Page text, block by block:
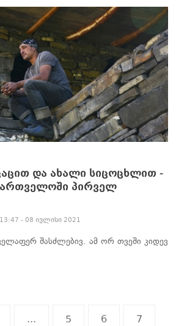
და ახალი სიცოცხლით -
პირველ
- 08 ივლისი 2021
შასძლებივ. ამ ორ თვეში კიდევ
... 5 6 7